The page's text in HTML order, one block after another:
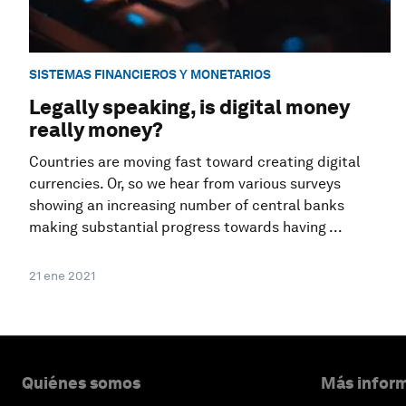
SISTEMAS FINANCIEROS Y MONETARIOS
Legally speaking, is digital money
really money?
Countries are moving fast toward creating digital
currencies. Or, so we hear from various surveys
showing an increasing number of central banks
making substantial progress towards having ...
21 ene 2021
Quiénes somos Más